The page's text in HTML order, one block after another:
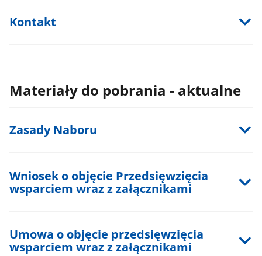
Kontakt
Materiały do pobrania - aktualne
Zasady Naboru
Wniosek o objęcie Przedsięwzięcia
wsparciem wraz z załącznikami
Umowa o objęcie przedsięwzięcia
wsparciem wraz z załącznikami